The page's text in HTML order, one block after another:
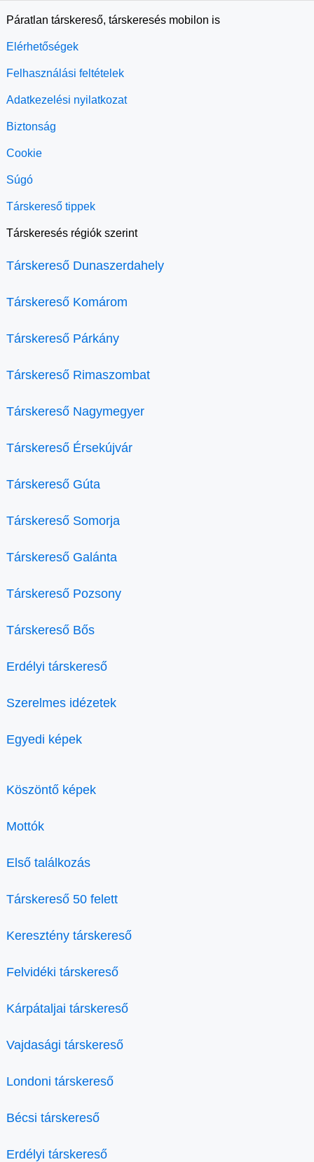
Páratlan társkereső, társkeresés mobilon is
Elérhetőségek
Felhasználási feltételek
Adatkezelési nyilatkozat
Biztonság
Cookie
Súgó
Társkereső tippek
Társkeresés régiók szerint
Társkereső Dunaszerdahely
Társkereső Komárom
Társkereső Párkány
Társkereső Rimaszombat
Társkereső Nagymegyer
Társkereső Érsekújvár
Társkereső Gúta
Társkereső Somorja
Társkereső Galánta
Társkereső Pozsony
Társkereső Bős
Erdélyi társkereső
Szerelmes idézetek
Egyedi képek
Köszöntő képek
Mottók
Első találkozás
Társkereső 50 felett
Keresztény társkereső
Felvidéki társkereső
Kárpátaljai társkereső
Vajdasági társkereső
Londoni társkereső
Bécsi társkereső
Erdélyi társkereső